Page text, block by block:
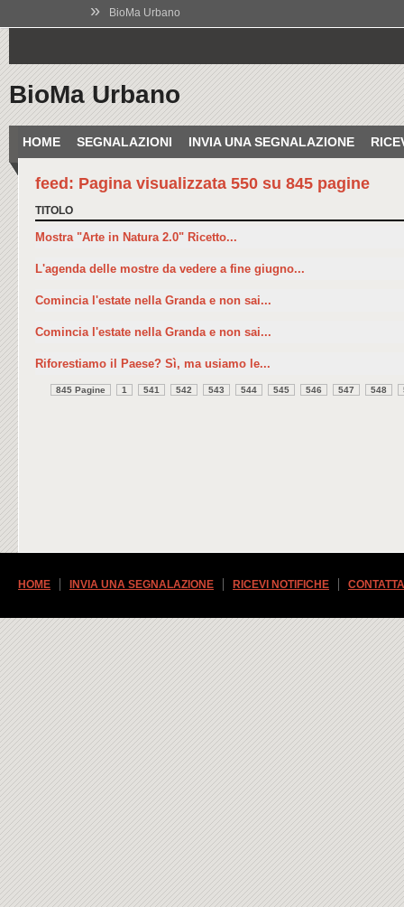
» BioMa Urbano
BioMa Urbano
HOME SEGNALAZIONI INVIA UNA SEGNALAZIONE
feed: Pagina visualizzata 550 su 845 pagine
TITOLO
Mostra "Arte in Natura 2.0" Ricetto...
L'agenda delle mostre da vedere a fine giugno...
Comincia l'estate nella Granda e non sai...
Comincia l'estate nella Granda e non sai...
Riforestiamo il Paese? Sì, ma usiamo le...
845 Pagine 1 541 542 543 544 545 546 547 548
HOME INVIA UNA SEGNALAZIONE RICEVI NOTIFICHE